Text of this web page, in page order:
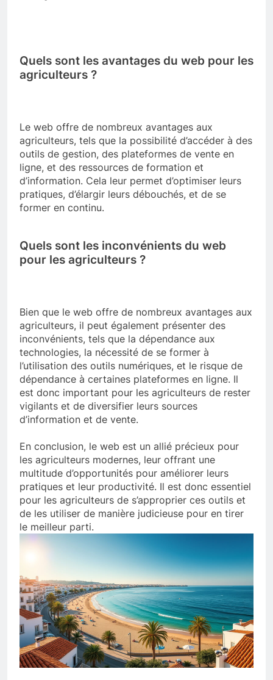
Quels sont les avantages du web pour les
agriculteurs ?
Le web offre de nombreux avantages aux
agriculteurs, tels que la possibilité d’accéder à des
outils de gestion, des plateformes de vente en
ligne, et des ressources de formation et
d’information. Cela leur permet d’optimiser leurs
pratiques, d’élargir leurs débouchés, et de se
former en continu.
Quels sont les inconvénients du web
pour les agriculteurs ?
Bien que le web offre de nombreux avantages aux
agriculteurs, il peut également présenter des
inconvénients, tels que la dépendance aux
technologies, la nécessité de se former à
l’utilisation des outils numériques, et le risque de
dépendance à certaines plateformes en ligne. Il
est donc important pour les agriculteurs de rester
vigilants et de diversifier leurs sources
d’information et de vente.
En conclusion, le web est un allié précieux pour
les agriculteurs modernes, leur offrant une
multitude d’opportunités pour améliorer leurs
pratiques et leur productivité. Il est donc essentiel
pour les agriculteurs de s’approprier ces outils et
de les utiliser de manière judicieuse pour en tirer
le meilleur parti.